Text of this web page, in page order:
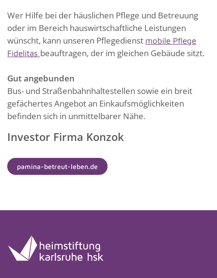
Wer Hilfe bei der häuslichen Pflege und Betreuung
oder im Bereich hauswirtschaftliche Leistungen
wünscht, kann unseren Pflegedienst mobile Pflege
Fidelitas beauftragen, der im gleichen Gebäude sitzt.
Gut angebunden
Bus- und Straßenbahnhaltestellen sowie ein breit
gefächertes Angebot an Einkaufsmöglichkeiten
befinden sich in unmittelbarer Nähe.
Investor Firma Konzok
pamina-betreut-leben.de